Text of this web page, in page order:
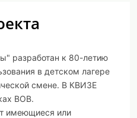
разработан к 80-летию
в детском лагере
смене. В КВИЗЕ
ВОВ.
имеющиеся или